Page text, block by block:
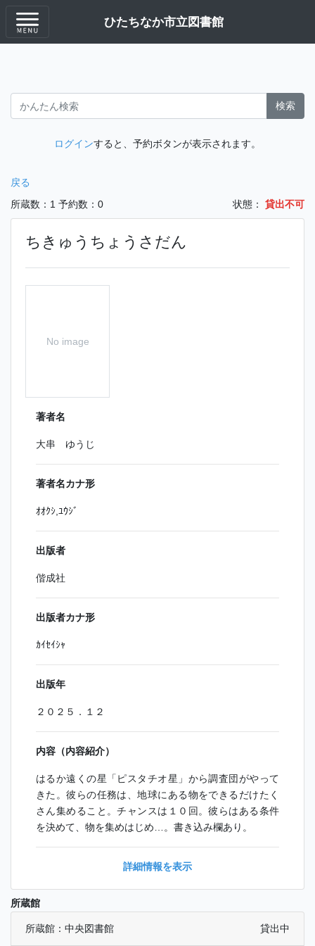
ひたちなか市立図書館
検索
ログインすると、予約ボタンが表示されます。
戻る
所蔵数：1 予約数：0 状態： 貸出不可
ちきゅうちょうさだん
No image
著者名
大串 ゆうじ
著者名カナ形
ｵｵｸｼ,ﾕｳｼﾞ
出版者
偕成社
出版者カナ形
ｶｲｾｲｼｬ
出版年
２０２５．１２
内容（内容紹介）
はるか遠くの星「ピスタチオ星」から調査団がやって
きた。彼らの任務は、地球にある物をできるだけたく
さん集めること。チャンスは１０回。彼らはある条件
を決めて、物を集めはじめ…。書き込み欄あり。
詳細情報を表示
所蔵館
所蔵館：中央図書館 貸出中